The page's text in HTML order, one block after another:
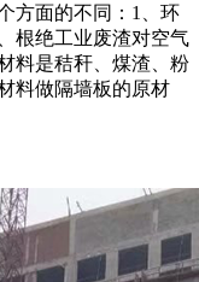
方面的不同：1、环
根绝工业废渣对空气
料是秸秆、煤渣、粉
料做隔墙板的原材